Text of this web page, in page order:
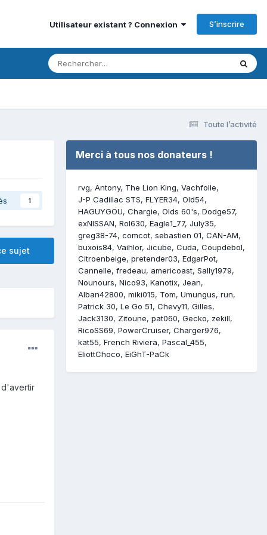
Utilisateur existant ? Connexion S’inscrire
Toute l’activité
1
sujet
d'avertir
Merci à tous nos donateurs !
rvg Antony The Lion King Vachfolle
J-P Cadillac STS FLYER34 Old54
HAGUYGOU Chargie Olds 60's Dodge57
exNISSAN Rol630 Eagle1_77 July35
greg38-74 comcot sebastien 01 CAN-AM
buxois84 Vaihlor Jicube Cuda Coupdebol
Citroenbeige pretender03 EdgarPot
Cannelle fredeau americoast Sally1979
Nounours Nico93 Kanotix Jean
Alban42800 miki015 Tom Umungus run
Patrick 30 Le Go 51 Chevy11 Gilles
Jack3130
Zitoune pat060 Gecko
zekill
RicoSS69 PowerCruiser Charger976
kat55 French Riviera Pascal_455
EliottChoco EiGhT-PaCk